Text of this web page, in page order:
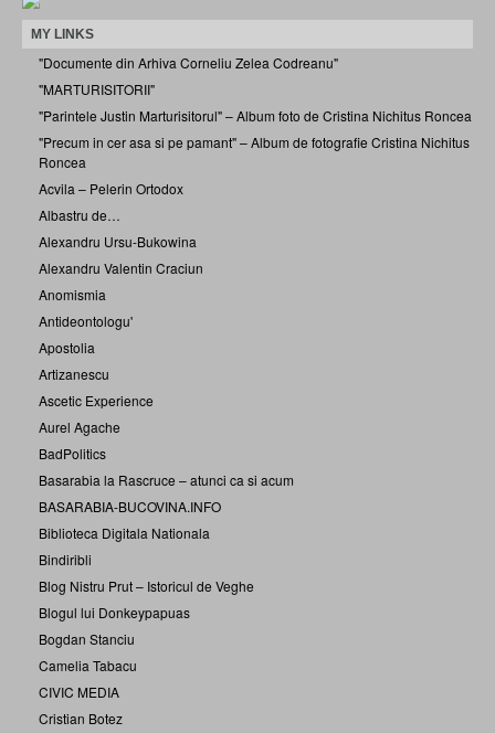
MY LINKS
"Documente din Arhiva Corneliu Zelea Codreanu"
"MARTURISITORII"
"Parintele Justin Marturisitorul" – Album foto de Cristina Nichitus Roncea
"Precum in cer asa si pe pamant" – Album de fotografie Cristina Nichitus
Roncea
Acvila – Pelerin Ortodox
Albastru de…
Alexandru Ursu-Bukowina
Alexandru Valentin Craciun
Anomismia
Antideontologu'
Apostolia
Artizanescu
Ascetic Experience
Aurel Agache
BadPolitics
Basarabia la Rascruce – atunci ca si acum
BASARABIA-BUCOVINA.INFO
Biblioteca Digitala Nationala
Bindiribli
Blog Nistru Prut – Istoricul de Veghe
Blogul lui Donkeypapuas
Bogdan Stanciu
Camelia Tabacu
CIVIC MEDIA
Cristian Botez